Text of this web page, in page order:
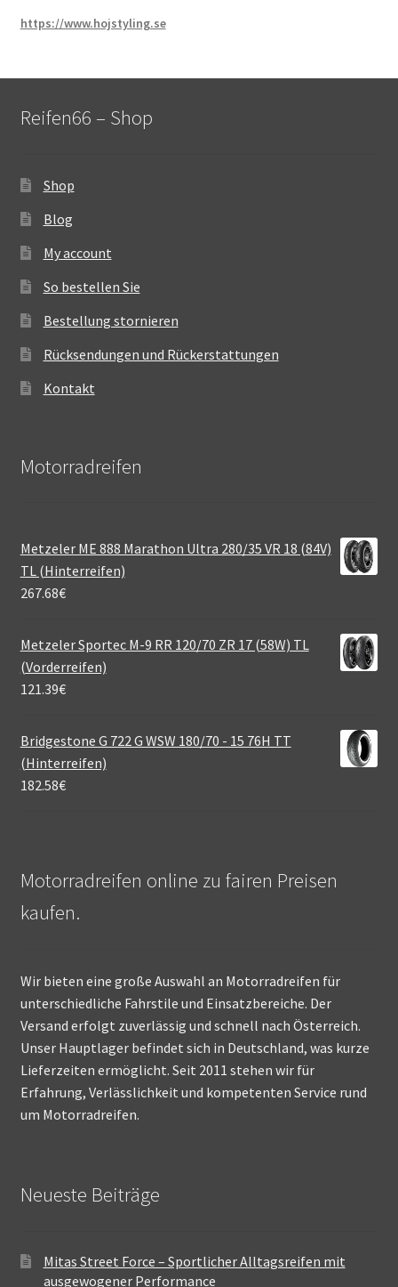
https://www.hojstyling.se
Reifen66 – Shop
Shop
Blog
My account
So bestellen Sie
Bestellung stornieren
Rücksendungen und Rückerstattungen
Kontakt
Motorradreifen
Metzeler ME 888 Marathon Ultra 280/35 VR 18 (84V)
TL (Hinterreifen)
267.68€
Metzeler Sportec M-9 RR 120/70 ZR 17 (58W) TL
(Vorderreifen)
121.39€
Bridgestone G 722 G WSW 180/70 - 15 76H TT
(Hinterreifen)
182.58€
Motorradreifen online zu fairen Preisen
kaufen.
Wir bieten eine große Auswahl an Motorradreifen für
unterschiedliche Fahrstile und Einsatzbereiche. Der
Versand erfolgt zuverlässig und schnell nach Österreich.
Unser Hauptlager befindet sich in Deutschland, was kurze
Lieferzeiten ermöglicht. Seit 2011 stehen wir für
Erfahrung, Verlässlichkeit und kompetenten Service rund
um Motorradreifen.
Neueste Beiträge
Mitas Street Force – Sportlicher Alltagsreifen mit
ausgewogener Performance